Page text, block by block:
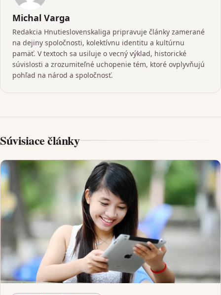
Michal Varga
Redakcia Hnutieslovenskaliga pripravuje články zamerané
na dejiny spoločnosti, kolektívnu identitu a kultúrnu
pamäť. V textoch sa usiluje o vecný výklad, historické
súvislosti a zrozumiteľné uchopenie tém, ktoré ovplyvňujú
pohľad na národ a spoločnosť.
Súvisiace články